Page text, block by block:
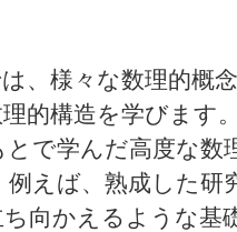
、様々な数理的概
的構造を学びます
で学んだ高度な数
えば、熟成した研
向かえるような基